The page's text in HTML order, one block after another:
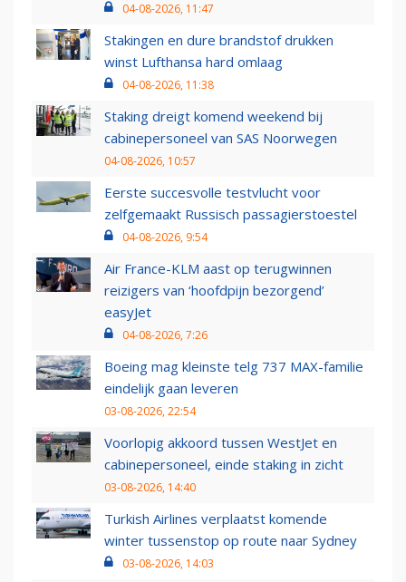
04-08-2026, 11:47
Stakingen en dure brandstof drukken
winst Lufthansa hard omlaag
04-08-2026, 11:38
Staking dreigt komend weekend bij
cabinepersoneel van SAS Noorwegen
04-08-2026, 10:57
Eerste succesvolle testvlucht voor
zelfgemaakt Russisch passagierstoestel
04-08-2026, 9:54
Air France-KLM aast op terugwinnen
reizigers van ‘hoofdpijn bezorgend’
easyJet
04-08-2026, 7:26
Boeing mag kleinste telg 737 MAX-familie
eindelijk gaan leveren
03-08-2026, 22:54
Voorlopig akkoord tussen WestJet en
cabinepersoneel, einde staking in zicht
03-08-2026, 14:40
Turkish Airlines verplaatst komende
winter tussenstop op route naar Sydney
03-08-2026, 14:03